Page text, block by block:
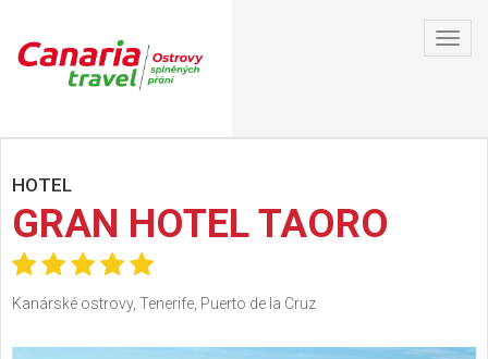
HOTEL
GRAN HOTEL TAORO
Kanárské ostrovy, Tenerife, Puerto de la Cruz